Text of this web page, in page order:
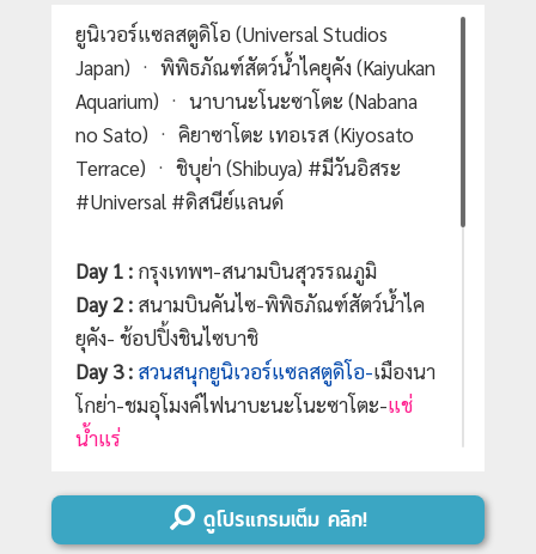
ยูนิเวอร์แซลสตูดิโอ (Universal Studios
Japan) ㆍ พิพิธภัณฑ์สัตว์น้ำไคยุคัง (Kaiyukan
Aquarium) ㆍ นาบานะโนะซาโตะ (Nabana
no Sato) ㆍ คิยาซาโตะ เทอเรส (Kiyosato
Terrace) ㆍ ชิบุย่า (Shibuya) #มีวันอิสระ
#Universal #ดิสนีย์แลนด์
Day 1 : กรุงเทพฯ-สนามบินสุวรรณภูมิ
Day 2 : สนามบินคันไซ-พิพิธภัณฑ์สัตว์น้ำไค
ยุคัง- ช้อปปิ้งชินไซบาชิ
Day 3 : สวนสนุกยูนิเวอร์แซลสตูดิโอ-เมืองนา
โกย่า-ชมอุโมงค์ไฟนาบะนะโนะซาโตะ-แช่
น้ำแร่
เมะจูกุ-กิจกรรมเก็บแอปเปิ้ล-
แช่น้ำแร่
Day 5 :นั่งกระเช้าห้อยขาชมวิวคิยาซาโตะ เท
ดูโปรแกรมเต็ม คลิก!